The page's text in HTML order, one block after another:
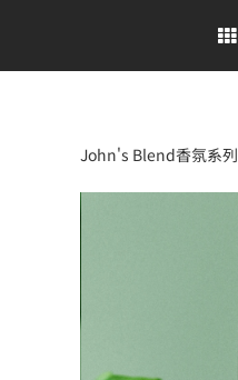
John's Blend香氛系列